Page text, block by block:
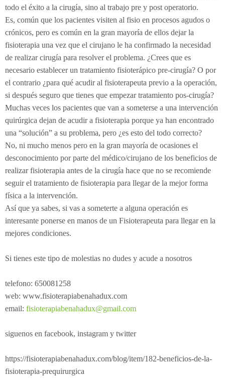
todo el éxito a la cirugía, sino al trabajo pre y post operatorio.
Es, común que los pacientes visiten al fisio en procesos agudos o
crónicos, pero es común en la gran mayoría de ellos dejar la
fisioterapia una vez que el cirujano le ha confirmado la necesidad
de realizar cirugía para resolver el problema. ¿Crees que es
necesario establecer un tratamiento fisioterápico pre-cirugía? O por
el contrario ¿para qué acudir al fisioterapeuta previo a la operación,
si después seguro que tienes que empezar tratamiento pos-cirugía?
Muchas veces los pacientes que van a someterse a una intervención
quirúrgica dejan de acudir a fisioterapia porque ya han encontrado
una “solución” a su problema, pero ¿es esto del todo correcto?
No, ni mucho menos pero en la gran mayoría de ocasiones el
desconocimiento por parte del médico/cirujano de los beneficios de
realizar fisioterapia antes de la cirugía hace que no se recomiende
seguir el tratamiento de fisioterapia para llegar de la mejor forma
física a la intervención.
Así que ya sabes, si vas a someterte a alguna operación es
interesante ponerse en manos de un Fisioterapeuta para llegar en la
mejores condiciones.
Si tienes este tipo de molestias no dudes y acude a nosotros
telefono: 650081258
web: www.fisioterapiabenahadux.com
email: fisioterapiabenahadux@gmail.com
siguenos en facebook, instagram y twitter
https://fisioterapiabenahadux.com/blog/item/182-beneficios-de-la-
fisioterapia-prequirurgica